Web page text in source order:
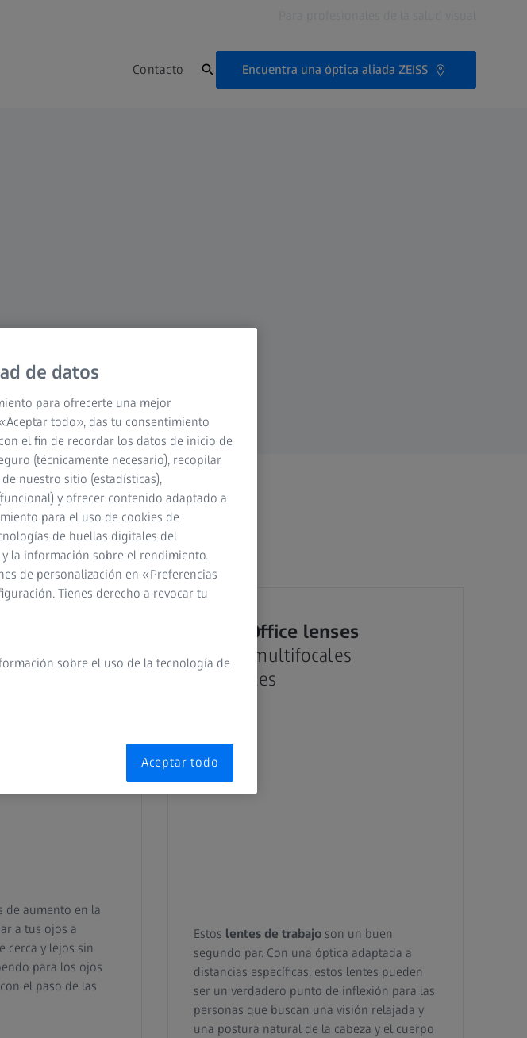
Contacto Encuentra una óptica aliada ZEISS
para ti.
de aumento en la
a tus ojos a
cerca y lejos sin
para los ojos
el paso de las
ZEISS Office lenses
Lentes multifocales
especiales
Estos lentes de trabajoson un buen
segundo par. Con una óptica adaptada a
distancias específicas, estos lentes pueden
ser un verdadero punto de inflexión para las
personas que buscan una visión relajada y
una postura natural de la cabeza y el cuerpo
de datos
para ofrecerte una mejor
todo», das tu consentimiento
el fin de recordar los datos de inicio de
(técnicamente necesario), recopilar
nuestro sitio (estadísticas),
y ofrecer contenido adaptado a
para el uso de cookies de
de huellas digitales del
la información sobre el rendimiento.
de personalización en «Preferencias
Tienes derecho a revocar tu
sobre el uso de la tecnología de
Aceptar todo